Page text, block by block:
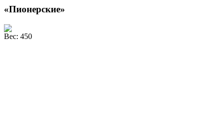
«Пионерские»
Вес: 450